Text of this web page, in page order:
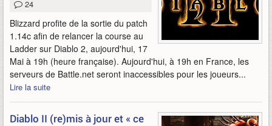
24
Blizzard profite de la sortie du patch
1.14c afin de relancer la course au
Ladder sur Diablo 2, aujourd'hui, 17
Mai à 19h (heure française). Aujourd'hui, à 19h en France, les
serveurs de Battle.net seront inaccessibles pour les joueurs...
Lire la suite
Diablo II (re)mis à jour et « ce